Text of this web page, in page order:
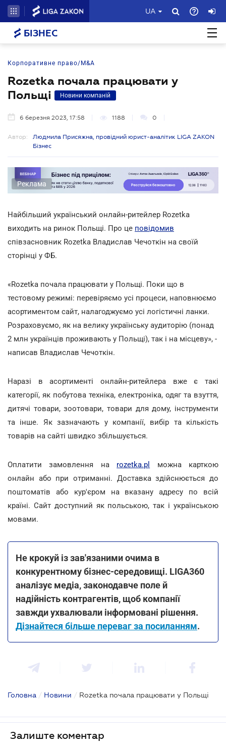
UA
БІЗНЕС
Корпоративне право/M&A
Rozetka почала працювати у
Польщі
Новини компаній
6 березня 2023, 17:58 1188 0
Автор:
Людмила Присяжна, провідний юрист-аналітик LIGA ZAKON
Бізнес
Реклама
Найбільший український онлайн-ритейлер Rozetka
виходить на ринок Польщі. Про це повідомив
співзасновник Rozetka Владислав Чечоткін на своїй
сторінці у ФБ.
«Rozetka почала працювати у Польщі. Поки що в
тестовому режимі: перевіряємо усі процеси, наповнюємо
асортиментом сайт, налагоджуємо усі логістичні ланки.
Розраховуємо, як на велику українську аудиторію (понад
2 млн українців проживають у Польщі), так і на місцеву», -
написав Владислав Чечоткін.
Наразі в асортименті онлайн-ритейлера вже є такі
категорії, як побутова техніка, електроніка, одяг та взуття,
дитячі товари, зоотовари, товари для дому, інструменти
та інше. Як зазначають у компанії, вибір та кількість
товарів на сайті швидко збільшується.
Оплатити замовлення на rozetka.pl
можна карткою
онлайн або при отриманні. Доставка здійснюється до
поштоматів або кур'єром на вказану адресу по всій
країні. Сайт доступний як польською, так і українською
мовами.
Не крокуй із зав'язаними очима в
конкурентному бізнес-середовищі. LIGA360
аналізує медіа, законодавче поле й
надійність контрагентів, щоб компанії
завжди ухвалювали інформовані рішення.
Дізнайтеся більше переваг за посиланням.
Головна / Новини / Rozetka почала працювати у Польщі
Залиште коментар